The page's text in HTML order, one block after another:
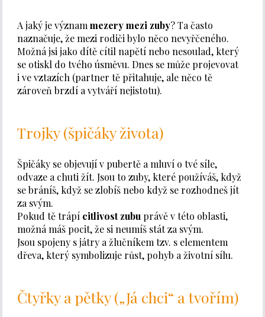
A jaký je význammezery mezi zuby? Ta často
naznačuje, že mezi rodiči bylo něco nevyřčeného.
Možná jsi jako dítě cítil napětí nebo nesoulad, který
se otiskl do tvého úsměvu. Dnes se může projevovat
i ve vztazích (partner tě přitahuje, ale něco tě
zároveň brzdí a vytváří nejistotu).
Trojky (špičáky života)
Špičáky se objevují v pubertě a mluví o tvé síle,
odvaze a chuti žít. Jsou to zuby, které používáš, když
se bráníš, když se zlobíš nebo když se rozhodneš jít
za svým.
Pokud tě trápí citlivost zubu právě v této oblasti,
možná máš pocit, že si neumíš stát za svým.
Jsou spojeny s játry a žlučníkem tzv. s elementem
dřeva, který symbolizuje růst, pohyb a životní sílu.
Čtyřky a pětky („Já chci“ a tvořím)